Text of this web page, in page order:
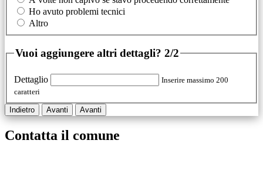
Ho avuto problemi tecnici
Altro
Vuoi aggiungere altri dettagli? 2/2
Dettaglio
Inserire massimo 200
caratteri
Indietro Avanti Avanti
Contatta il comune